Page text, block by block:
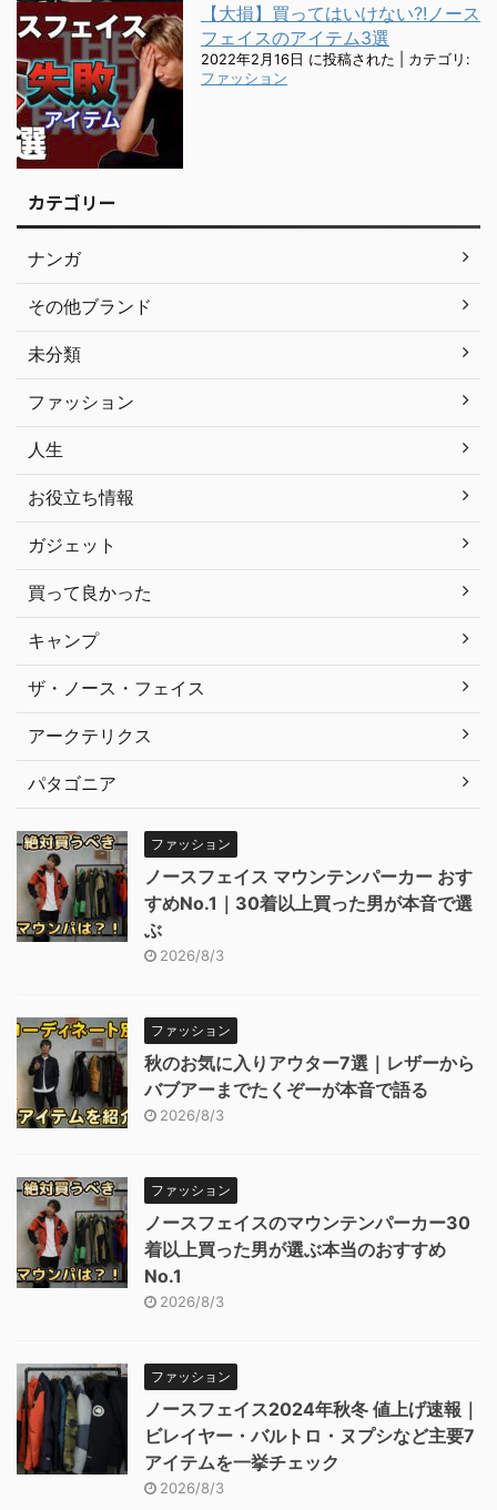
【大損】買ってはいけない?!ノース
フェイスのアイテム3選
2022年2月16日 に投稿された
カテゴリ:
ファッション
カテゴリー
ナンガ
その他ブランド
未分類
ファッション
人生
お役立ち情報
ガジェット
買って良かった
キャンプ
ザ・ノース・フェイス
アークテリクス
パタゴニア
ファッション
ノースフェイス マウンテンパーカー おす
すめNo.1｜30着以上買った男が本音で選
ぶ
2026/8/3
ファッション
秋のお気に入りアウター7選｜レザーから
バブアーまでたくぞーが本音で語る
2026/8/3
ファッション
ノースフェイスのマウンテンパーカー30
着以上買った男が選ぶ本当のおすすめ
No.1
2026/8/3
ファッション
ノースフェイス2024年秋冬 値上げ速報｜
ビレイヤー・バルトロ・ヌプシなど主要7
アイテムを一挙チェック
2026/8/3